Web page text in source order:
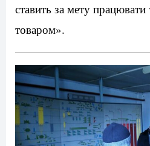
ставить за мету працювати
товаром».